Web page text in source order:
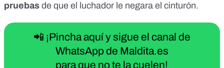
pruebas de que el luchador le negara el cinturón.
📲 ¡Pincha aquí y sigue el canal de
WhatsApp de Maldita.es
para que no te la cuelen!